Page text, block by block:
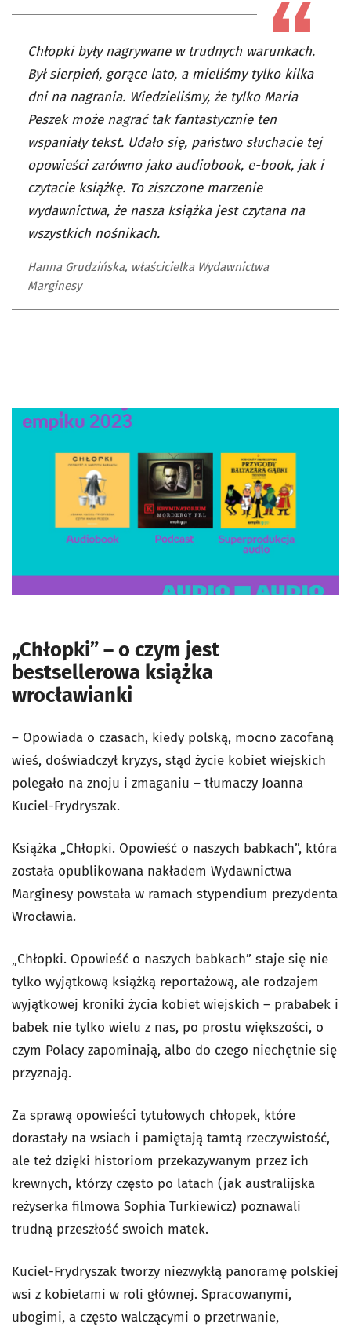
Chłopki były nagrywane w trudnych warunkach.
Był sierpień, gorące lato, a mieliśmy tylko kilka
dni na nagrania. Wiedzieliśmy, że tylko Maria
Peszek może nagrać tak fantastycznie ten
wspaniały tekst. Udało się, państwo słuchacie tej
opowieści zarówno jako audiobook, e-book, jak i
czytacie książkę. To ziszczone marzenie
wydawnictwa, że nasza książka jest czytana na
wszystkich nośnikach.
Hanna Grudzińska, właścicielka Wydawnictwa
Marginesy
„Chłopki” – o czym jest
bestsellerowa książka
wrocławianki
– Opowiada o czasach, kiedy polską, mocno zacofaną
wieś, doświadczył kryzys, stąd życie kobiet wiejskich
polegało na znoju i zmaganiu – tłumaczy Joanna
Kuciel-Frydryszak.
Książka „Chłopki. Opowieść o naszych babkach”, która
została opublikowana nakładem Wydawnictwa
Marginesy powstała w ramach stypendium prezydenta
Wrocławia.
„Chłopki. Opowieść o naszych babkach” staje się nie
tylko wyjątkową książką reportażową, ale rodzajem
wyjątkowej kroniki życia kobiet wiejskich – prababek i
babek nie tylko wielu z nas, po prostu większości, o
czym Polacy zapominają, albo do czego niechętnie się
przyznają.
Za sprawą opowieści tytułowych chłopek, które
dorastały na wsiach i pamiętają tamtą rzeczywistość,
ale też dzięki historiom przekazywanym przez ich
krewnych, którzy często po latach (jak australijska
reżyserka filmowa Sophia Turkiewicz) poznawali
trudną przeszłość swoich matek.
Kuciel-Frydryszak tworzy niezwykłą panoramę polskiej
wsi z kobietami w roli głównej. Spracowanymi,
ubogimi, a często walczącymi o przetrwanie,